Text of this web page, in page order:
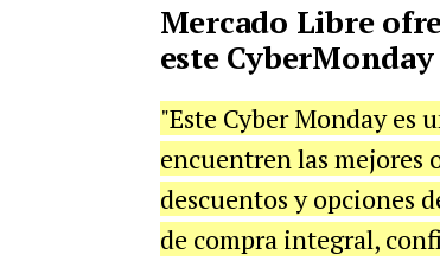
Mercado Libre
este CyberMonday
"Este Cyber Monday es
encuentren las mejores
descuentos y opciones
de compra integral,